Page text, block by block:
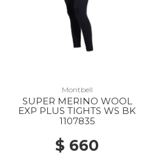
Montbell
SUPER MERINO WOOL
EXP PLUS TIGHTS WS BK
1107835
$ 660